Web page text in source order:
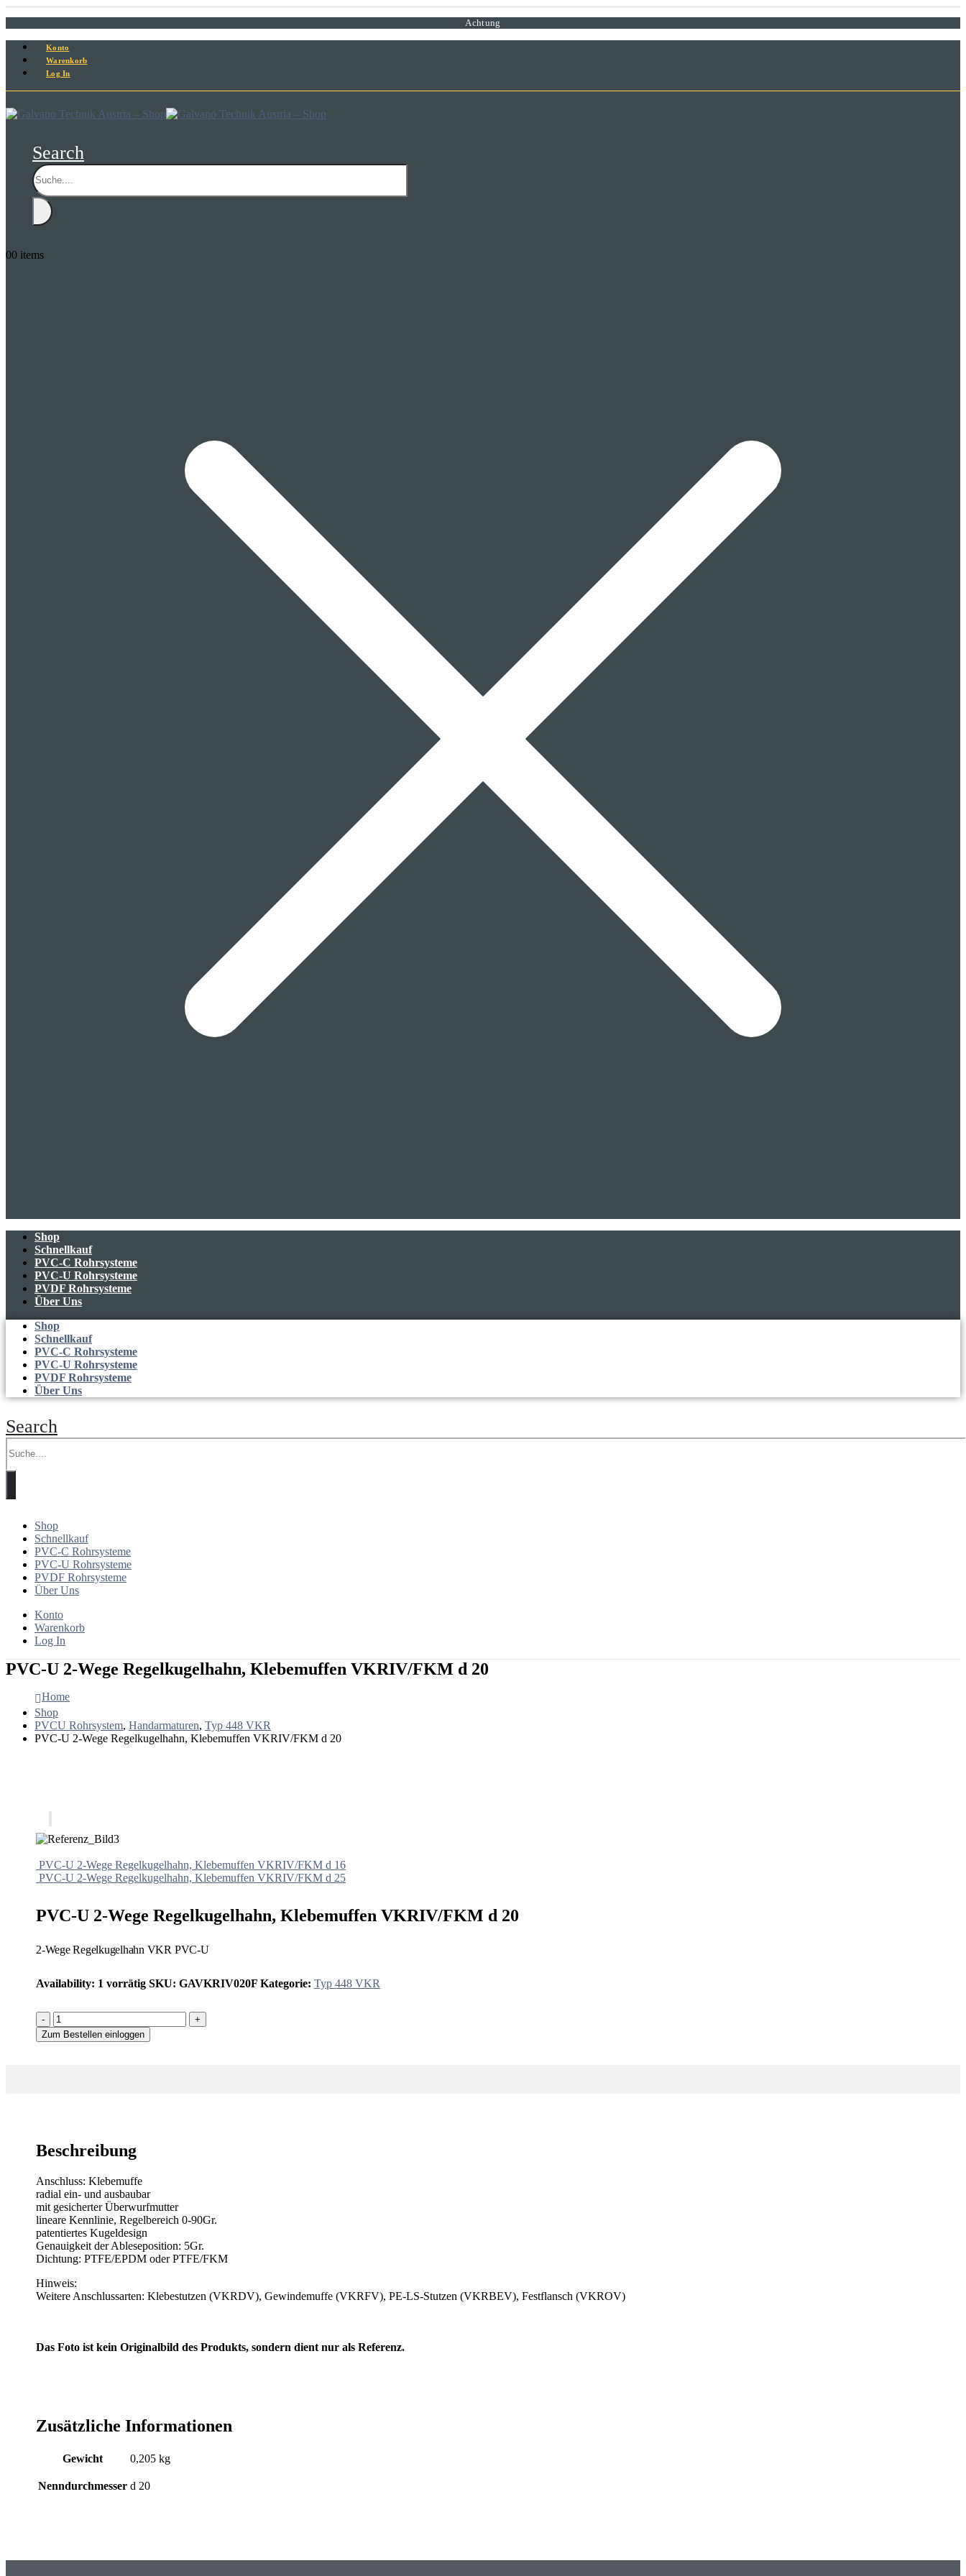
Achtung
Konto
Warenkorb
Log In
Search
00 items
Shop
Schnellkauf
PVC-C Rohrsysteme
PVC-U Rohrsysteme
PVDF Rohrsysteme
Über Uns
Shop
Schnellkauf
PVC-C Rohrsysteme
PVC-U Rohrsysteme
PVDF Rohrsysteme
Über Uns
Search
Shop
Schnellkauf
PVC-C Rohrsysteme
PVC-U Rohrsysteme
PVDF Rohrsysteme
Über Uns
Konto
Warenkorb
Log In
PVC-U 2-Wege Regelkugelhahn, Klebemuffen VKRIV/FKM d 20
Home
Shop
PVCU Rohrsystem, Handarmaturen, Typ 448 VKR
PVC-U 2-Wege Regelkugelhahn, Klebemuffen VKRIV/FKM d 20
PVC-U 2-Wege Regelkugelhahn, Klebemuffen VKRIV/FKM d 16
PVC-U 2-Wege Regelkugelhahn, Klebemuffen VKRIV/FKM d 25
PVC-U 2-Wege Regelkugelhahn, Klebemuffen VKRIV/FKM d 20
2-Wege Regelkugelhahn VKR PVC-U
Availability: 1 vorrätig SKU: GAVKRIV020F Kategorie: Typ 448 VKR
-
+
Zum Bestellen einloggen
Beschreibung
Anschluss: Klebemuffe
radial ein- und ausbaubar
mit gesicherter Überwurfmutter
lineare Kennlinie, Regelbereich 0-90Gr.
patentiertes Kugeldesign
Genauigkeit der Ableseposition: 5Gr.
Dichtung: PTFE/EPDM oder PTFE/FKM
Hinweis:
Weitere Anschlussarten: Klebestutzen (VKRDV), Gewindemuffe (VKRFV), PE-LS-Stutzen (VKRBEV), Festflansch (VKROV)
Das Foto ist kein Originalbild des Produkts, sondern dient nur als Referenz.
Zusätzliche Informationen
Gewicht 0,205 kg
Nenndurchmesser d 20